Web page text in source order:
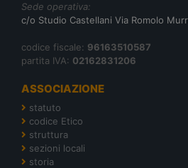
Sede operativa:
c/o Studio Castellani Via Romolo
codice fiscale: 96163510587
partita IVA: 02162831206
ASSOCIAZIONE
statuto
codice Etico
struttura
sezioni locali
storia